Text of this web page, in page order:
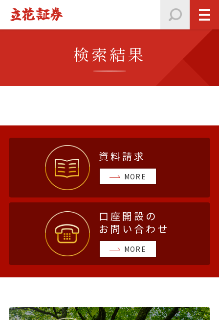
検索結果
資料請求
MORE
口座開設の
お問い合わせ
MORE